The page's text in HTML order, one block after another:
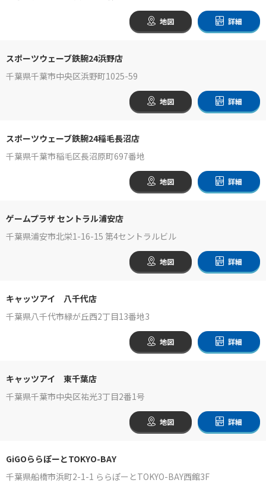
地図 詳細
スポーツウェーブ鉄腕24浜野店
千葉県千葉市中央区浜野町1025-59
地図 詳細
スポーツウェーブ鉄腕24稲毛長沼店
千葉県千葉市稲毛区長沼原町697番地
地図 詳細
ゲームプラザ セントラル浦安店
千葉県浦安市北栄1-16-15 第4セントラルビル
地図 詳細
キャッツアイ 八千代店
千葉県八千代市緑が丘西2丁目13番地3
地図 詳細
キャッツアイ 東千葉店
千葉県千葉市中央区祐光3丁目2番1号
地図 詳細
GiGOららぽーとTOKYO-BAY
千葉県船橋市浜町2-1-1 ららぽーとTOKYO-BAY西館3F